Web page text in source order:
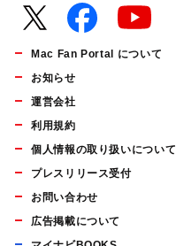
Mac Fan Portal について
お知らせ
運営会社
利用規約
個人情報の取り扱いについて
プレスリリース受付
お問い合わせ
広告掲載について